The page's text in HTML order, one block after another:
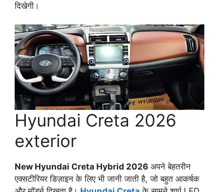
दिखेगी।
Hyundai Creta 2026
exterior
New Hyundai Creta Hybrid 2026 अपने बेहतरीन
एक्सटीरियर डिज़ाइन के लिए भी जानी जाती है, जो बहुत आकर्षक